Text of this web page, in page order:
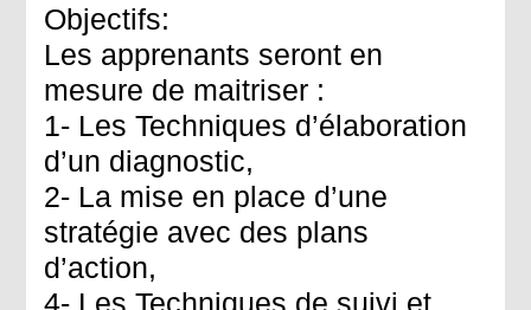
Objectifs:
Les apprenants seront en
mesure de maitriser :
1- Les Techniques d’élaboration
d’un diagnostic,
2- La mise en place d’une
stratégie avec des plans
d’action,
4- Les Techniques de suivi et